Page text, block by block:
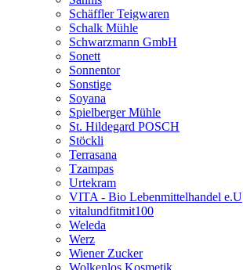
Schäffler Teigwaren
Schalk Mühle
Schwarzmann GmbH
Sonett
Sonnentor
Sonstige
Soyana
Spielberger Mühle
St. Hildegard POSCH
Stöckli
Terrasana
Tzampas
Urtekram
VITA - Bio Lebenmittelhandel e.U
vitalundfitmit100
Weleda
Werz
Wiener Zucker
Wolkenlos Kosmetik